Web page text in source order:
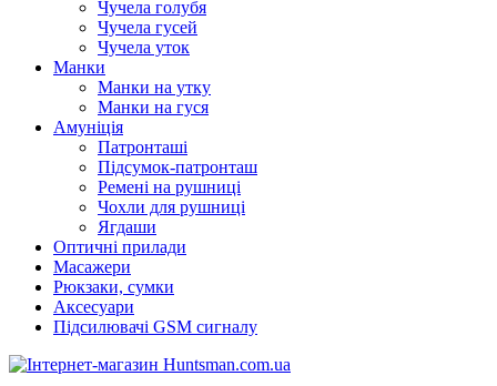
Чучела голубя
Чучела гусей
Чучела уток
Манки
Манки на утку
Манки на гуся
Амуніція
Патронташі
Підсумок-патронташ
Ремені на рушниці
Чохли для рушниці
Ягдаши
Оптичні прилади
Масажери
Рюкзаки, сумки
Аксесуари
Підсилювачі GSM сигналу